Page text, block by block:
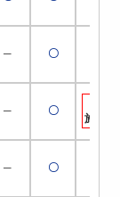
─ 〇
─ 〇
施工店
─ 〇